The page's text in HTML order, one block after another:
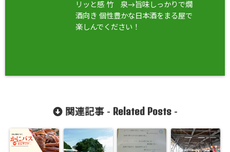
リッと感 竹 泉→旨味しっかりで燗
酒向き 個性豊かな日本酒をまる屋で
楽しんでください！
関連記事 - Related Posts-